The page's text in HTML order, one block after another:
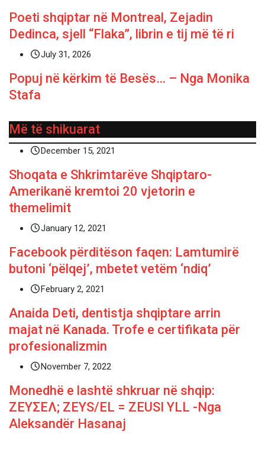
Poeti shqiptar në Montreal, Zejadin
Dedinca, sjell “Flaka”, librin e tij më të ri
July 31, 2026
Popuj në kërkim të Besës… – Nga Monika
Stafa
Më të shikuarat
December 15, 2021
Shoqata e Shkrimtarëve Shqiptaro-
Amerikanë kremtoi 20 vjetorin e
themelimit
January 12, 2021
Facebook përditëson faqen: Lamtumirë
butoni ‘pëlqej’, mbetet vetëm ‘ndiq’
February 2, 2021
Anaida Deti, dentistja shqiptare arrin
majat në Kanada. Trofe e certifikata për
profesionalizmin
November 7, 2022
Monedhë e lashtë shkruar në shqip:
ΖΕΥΣΕΛ; ZEYS/EL = ZEUSI YLL -Nga
Aleksandër Hasanaj